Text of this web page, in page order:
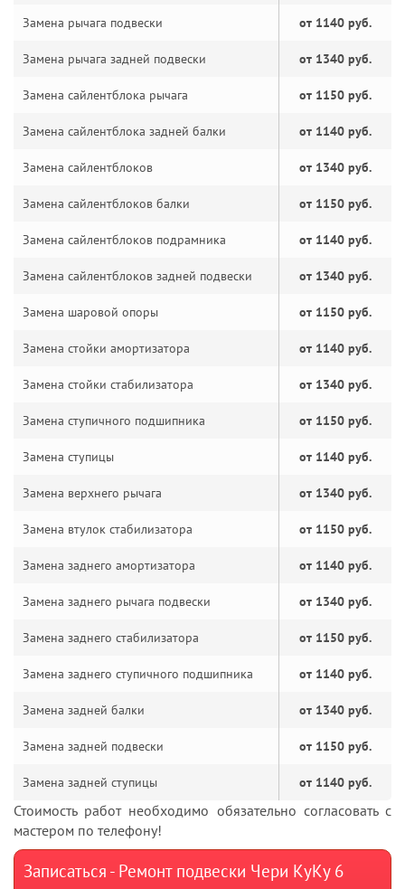
Замена рычага подвески от 1140 руб.
Замена рычага задней подвески от 1340 руб.
Замена сайлентблока рычага от 1150 руб.
Замена сайлентблока задней балки от 1140 руб.
Замена сайлентблоков от 1340 руб.
Замена сайлентблоков балки от 1150 руб.
Замена сайлентблоков подрамника от 1140 руб.
Замена сайлентблоков задней подвески от 1340 руб.
Замена шаровой опоры от 1150 руб.
Замена стойки амортизатора от 1140 руб.
Замена стойки стабилизатора от 1340 руб.
Замена ступичного подшипника от 1150 руб.
Замена ступицы от 1140 руб.
Замена верхнего рычага от 1340 руб.
Замена втулок стабилизатора от 1150 руб.
Замена заднего амортизатора от 1140 руб.
Замена заднего рычага подвески от 1340 руб.
Замена заднего стабилизатора от 1150 руб.
Замена заднего ступичного подшипника от 1140 руб.
Замена задней балки от 1340 руб.
Замена задней подвески от 1150 руб.
Замена задней ступицы от 1140 руб.
Стоимость работ необходимо обязательно согласовать с
мастером по телефону!
Записаться - Ремонт подвески Чери КуКу 6